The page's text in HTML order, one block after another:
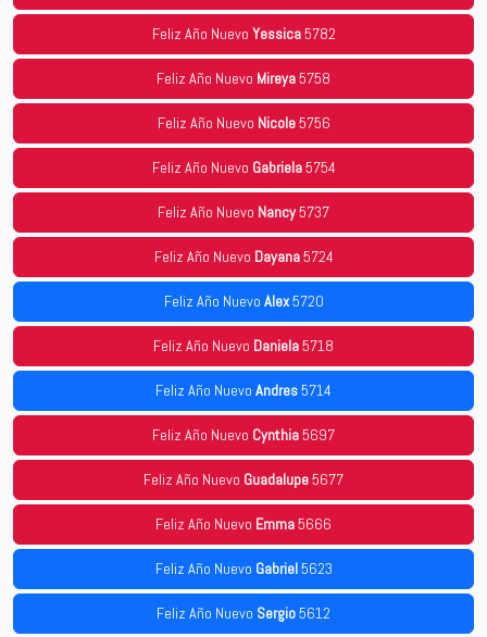
Feliz Año Nuevo Yessica5782
Feliz Año Nuevo Mireya5758
Feliz Año Nuevo Nicole5756
Feliz Año Nuevo Gabriela5754
Feliz Año Nuevo Nancy5737
Feliz Año Nuevo Dayana5724
Feliz Año Nuevo Alex5720
Feliz Año Nuevo Daniela5718
Feliz Año Nuevo Andres5714
Feliz Año Nuevo Cynthia5697
Feliz Año Nuevo Guadalupe5677
Feliz Año Nuevo Emma5666
Feliz Año Nuevo Gabriel5623
Feliz Año Nuevo Sergio5612